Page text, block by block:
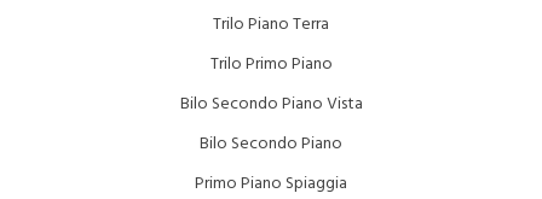
Trilo Piano Terra
Trilo Primo Piano
Bilo Secondo Piano Vista
Bilo Secondo Piano
Primo Piano Spiaggia